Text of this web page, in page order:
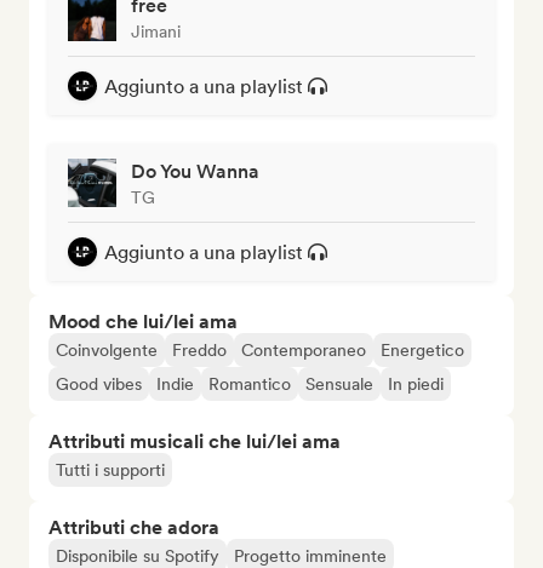
free
Jimani
Aggiunto a una playlist
Do You Wanna
TG
Aggiunto a una playlist
Mood che lui/lei ama
Coinvolgente Freddo Contemporaneo
Energetico
Good vibes
Indie Romantico Sensuale In piedi
Attributi musicali che lui/lei ama
Tutti i supporti
Attributi che adora
Disponibile su Spotify Progetto imminente